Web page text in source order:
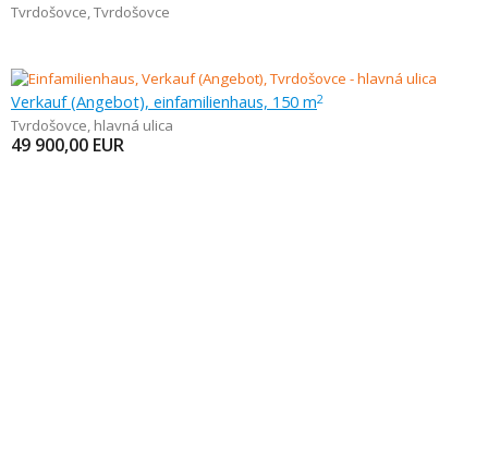
Tvrdošovce,Tvrdošovce
Verkauf (Angebot), einfamilienhaus, 150 m2
Tvrdošovce, hlavná ulica
49 900,00 EUR